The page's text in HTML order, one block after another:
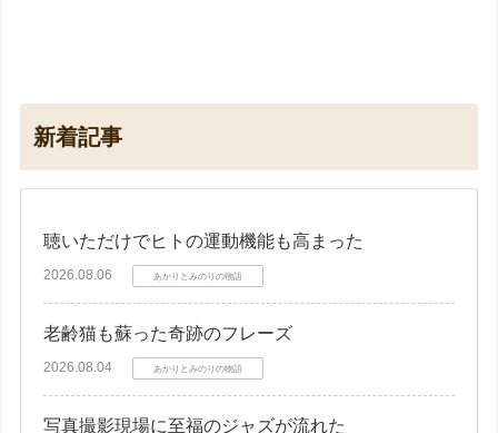
新着記事
聴いただけでヒトの運動機能も高まった
2026.08.06 あかりとみのりの物語
老齢猫も蘇った奇跡のフレーズ
2026.08.04 あかりとみのりの物語
写真撮影現場に至福のジャズが流れた